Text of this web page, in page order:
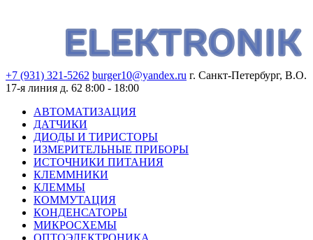
+7 (931) 321-5262 burger10@yandex.ru г. Санкт-Петербург, В.О.
17-я линия д. 62 8:00 - 18:00
АВТОМАТИЗАЦИЯ
ДАТЧИКИ
ДИОДЫ И ТИРИСТОРЫ
ИЗМЕРИТЕЛЬНЫЕ ПРИБОРЫ
ИСТОЧНИКИ ПИТАНИЯ
КЛЕММНИКИ
КЛЕММЫ
КОММУТАЦИЯ
КОНДЕНСАТОРЫ
МИКРОСХЕМЫ
ОПТОЭЛЕКТРОНИКА